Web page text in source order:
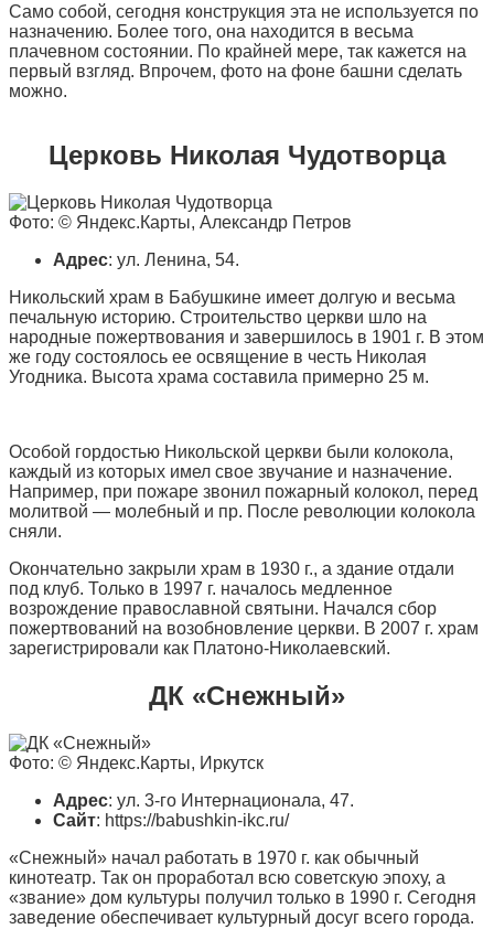
Само собой, сегодня конструкция эта не используется по
назначению. Более того, она находится в весьма
плачевном состоянии. По крайней мере, так кажется на
первый взгляд. Впрочем, фото на фоне башни сделать
можно.
Церковь Николая Чудотворца
Фото: © Яндекс.Карты, Александр Петров
Адрес: ул. Ленина, 54.
Никольский храм в Бабушкине имеет долгую и весьма
печальную историю. Строительство церкви шло на
народные пожертвования и завершилось в 1901 г. В этом
же году состоялось ее освящение в честь Николая
Угодника. Высота храма составила примерно 25 м.
Особой гордостью Никольской церкви были колокола,
каждый из которых имел свое звучание и назначение.
Например, при пожаре звонил пожарный колокол, перед
молитвой — молебный и пр. После революции колокола
сняли.
Окончательно закрыли храм в 1930 г., а здание отдали
под клуб. Только в 1997 г. началось медленное
возрождение православной святыни. Начался сбор
пожертвований на возобновление церкви. В 2007 г. храм
зарегистрировали как Платоно-Николаевский.
ДК «Снежный»
Фото: © Яндекс.Карты, Иркутск
Адрес: ул. 3-го Интернационала, 47.
Сайт: https://babushkin-ikc.ru/
«Снежный» начал работать в 1970 г. как обычный
кинотеатр. Так он проработал всю советскую эпоху, а
«звание» дом культуры получил только в 1990 г. Сегодня
заведение обеспечивает культурный досуг всего города.